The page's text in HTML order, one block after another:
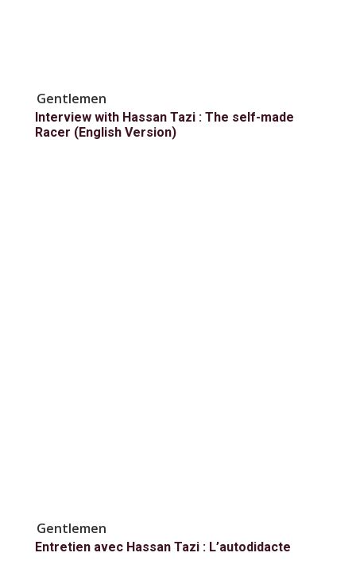
Gentlemen
Interview with Hassan Tazi : The self-made
Racer (English Version)
Gentlemen
Entretien avec Hassan Tazi : L’autodidacte